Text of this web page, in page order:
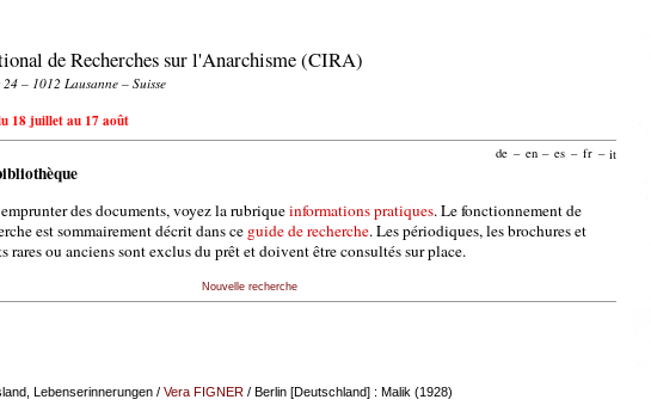
de Recherches sur l'Anarchisme (CIRA)
– 1012 Lausanne – Suisse
18 juillet au 17 août
de – en – es – fr – it
des documents, voyez la rubriqueinformations pratiques. Le fonctionnement de
est sommairement décrit dans ce guide de recherche. Les périodiques, les brochures et
rares ou anciens sont exclus du prêt et doivent être consultés sur place.
Nouvelle recherche
Lebenserinnerungen/ Vera FIGNER/ Berlin [Deutschland] : Malik (1928)